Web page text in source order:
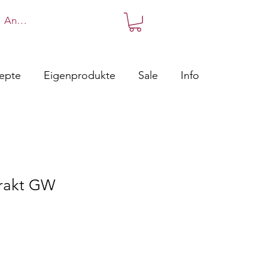
Anmelden
Eigenprodukte Sale Info
GW